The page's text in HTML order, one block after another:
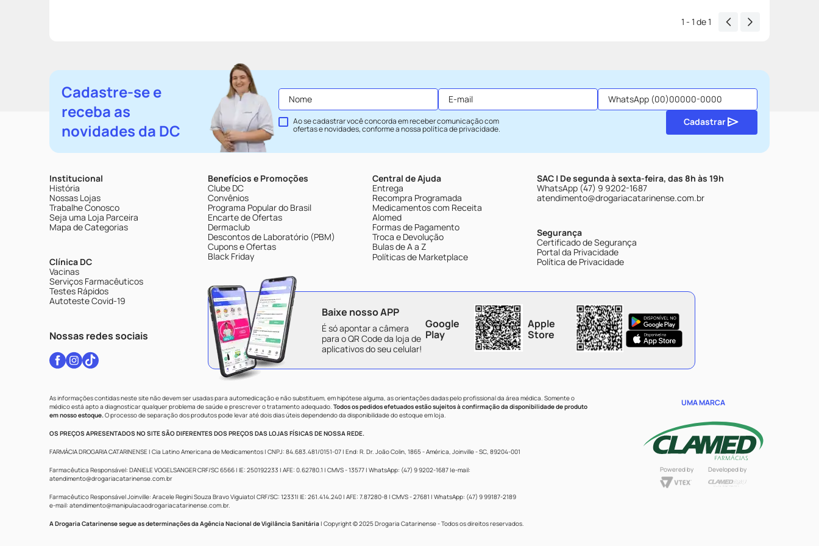
1 - 1 de1
Cadastre-se e
receba as
novidades da DC
Ao se cadastrar você concorda em receber comunicação com
ofertas e novidades, conforme a nossapolítica de privacidade.
Cadastrar
Institucional
História
Nossas Lojas
Trabalhe Conosco
Seja uma Loja Parceira
Mapa de Categorias
Clínica DC
Vacinas
Serviços Farmacêuticos
Testes Rápidos
Autoteste Covid-19
Nossas redes sociais
Benefícios e Promoções
Clube DC
Convênios
Programa Popular do Brasil
Encarte de Ofertas
Dermaclub
Descontos de Laboratório (PBM)
Cupons e Ofertas
Black Friday
Central de Ajuda
Entrega
Recompra Programada
Medicamentos com Receita
Alomed
Formas de Pagamento
Troca e Devolução
Bulas de A a Z
Políticas de Marketplace
SAC | De segunda à sexta-feira, das 8h às 19h
WhatsApp (47) 9 9202-1687
atendimento@drogariacatarinense.com.br
Segurança
Certificado de Segurança
Portal da Privacidade
Política de Privacidade
Baixe nosso APP
É só apontar a câmera
para o QR Code da loja de
aplicativos do seu celular!
Google
Play
Apple
Store
As informações contidas neste site não devem ser usadas para automedicação e não substituem, em hipótese alguma, as orientações dadas pelo profissional da área médica. Somente o
médico está apto a diagnosticar qualquer problema de saúde e prescrever o tratamento adequado. Todos os pedidos efetuados estão sujeitos à confirmação da disponibilidade de produto
em nosso estoque.O processo de separação dos produtos pode levar até dois dias úteis dependendo da disponibilidade do estoque em loja.
OS PREÇOS APRESENTADOS NO SITE SÃO DIFERENTES DOS PREÇOS DAS LOJAS FÍSICAS DE NOSSA REDE.
FARMÁCIA DROGARIA CATARINENSE | Cia Latino Americana de Medicamentos | CNPJ: 84.683.481/0151-07 | End: R. Dr. João Colin, 1865 - América, Joinville - SC, 89204-001
Farmacêutica Responsável: DANIELE VOGELSANGER CRF/SC 6566 | IE: 250192233 | AFE: 0.62780.1 | CMVS - 13577 | WhatsApp: (47) 9 9202-1687 |e-mail:
atendimento@drogariacatarinense.com.br
Farmacêutico Responsável Joinville: Aracele Regini Souza Bravo Viguiato| CRF/SC: 12331| IE: 261.414.240 | AFE: 7.87280-8 | CMVS - 27681 | WhatsApp: (47) 9 99187-2189
e-mail: atendimento@manipulacaodrogariacatarinense.com.br.
A Drogaria Catarinense segue as determinações da Agência Nacional de Vigilância Sanitária | Copyright © 2025 Drogaria Catarinense - Todos os direitos reservados.
UMA MARCA
Powered by Developed by